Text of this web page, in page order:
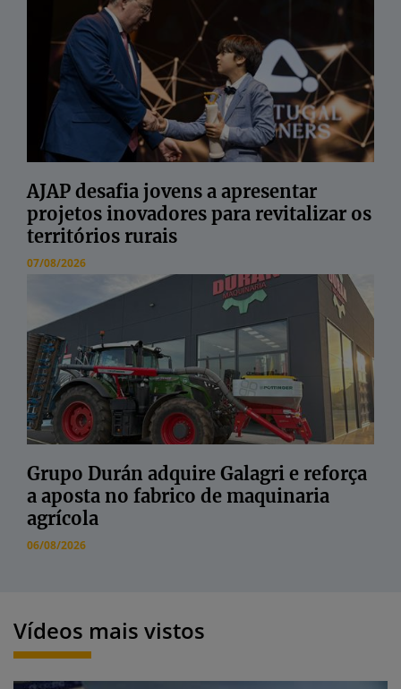
AJAP desafia jovens a apresentar
projetos inovadores para revitalizar os
territórios rurais
07/08/2026
Grupo Durán adquire Galagri e reforça
a aposta no fabrico de maquinaria
agrícola
06/08/2026
Vídeos mais vistos